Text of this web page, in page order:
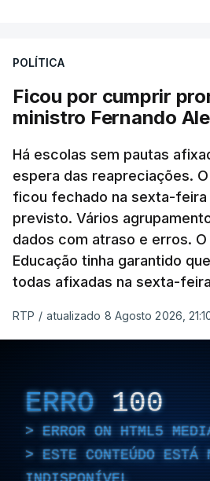
POLÍTICA
Ficou por cumprir
ministro Fernando
Há escolas sem pautas
espera das reapreciações.
ficou fechado na sexta-
previsto. Vários
dados com atraso e erros.
Educação tinha garantido
todas afixadas na sexta-
RTP / atualizado 8 Agosto 2026,
ERRO 100
ERROR ON HTML5
ESTE CONTEÚDO ESTÁ